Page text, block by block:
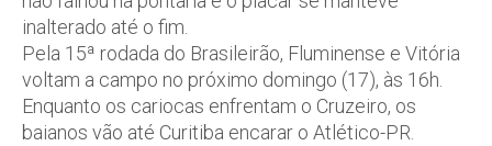
inalterado até o fim.
Pela 15ª rodada do Brasileirão, Fluminense e Vitória
voltam a campo no próximo domingo (17), às 16h.
Enquanto os cariocas enfrentam o Cruzeiro, os
baianos vão até Curitiba encarar o Atlético-PR.